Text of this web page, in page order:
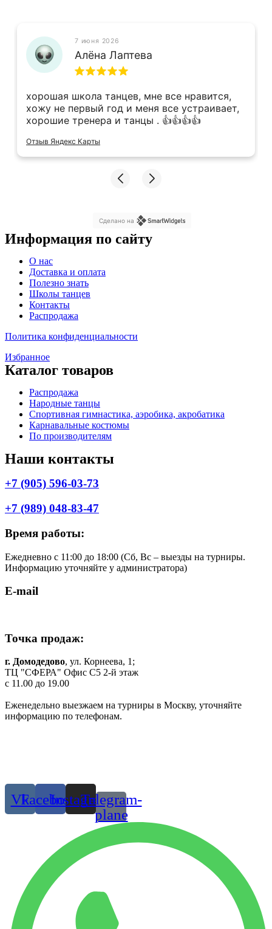
7 июня 2026
Алёна Лаптева
хорошая школа танцев, мне все нравится,
хожу не первый год и меня все устраивает,
хорошие тренера и танцы . 👍👍👍👍
Отзыв Яндекс Карты
Сделано на
Информация по сайту
МенюО нас
Доставка и оплата
Полезно знать
Школы танцев
Контакты
Распродажа
Политика конфиденциальности
Избранное
Каталог товаров
МенюРаспродажа
Народные танцы
Спортивная гимнастика, аэробика, акробатика
Карнавальные костюмы
По производителям
Наши контакты
+7 (905) 596-03-73
+7 (989) 048-83-47
Время работы:
Ежедневно с 11:00 до 18:00 (Cб, Вс – выезды на турниры.
Информацию уточняйте у администратора)
E-mail
Точка продаж:
г. Домодедово, ул. Корнеева, 1;
ТЦ "СФЕРА" Офис C5 2-й этаж
c 11.00 до 19.00
Еженедельно выезжаем на турниры в Москву, уточняйте
информацию по телефонам.
VkFacebookInstagramTelegram-
plane